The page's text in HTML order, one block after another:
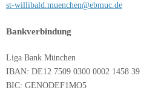
st-willibald.muenchen@ebmuc.de
Bankverbindung
Liga Bank München
IBAN: DE12 7509 0300 0002 1458 39
BIC: GENODEF1MO5